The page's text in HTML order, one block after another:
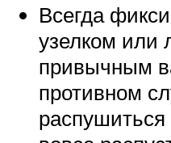
Всегда
узелком или
привычным
противном
распушиться